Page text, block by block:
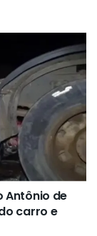
Antônio de
carro e